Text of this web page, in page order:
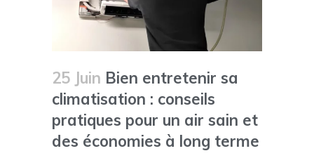
25 Juin Bien entretenir sa
climatisation : conseils
pratiques pour un air sain et
des économies à long terme